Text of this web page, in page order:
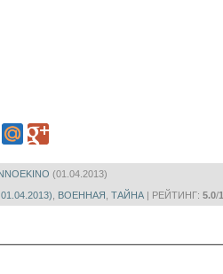
(01.04.2013)
01.04.2013) ВОЕННАЯ ТАЙНА | РЕЙТИНГ: 5.0/1